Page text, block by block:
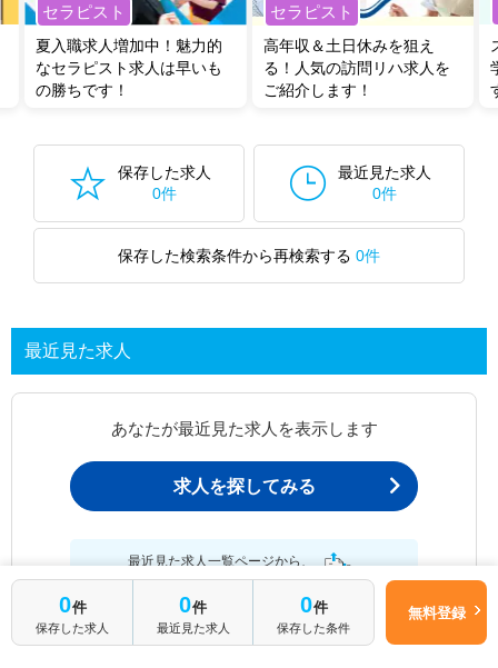
セラピスト
夏入職求人増加中！魅力的
なセラピスト求人は早いも
の勝ちです！
セラピスト
高年収＆土日休みを狙え
る！人気の訪問リハ求人を
ご紹介します！
保存した求人
0件
最近見た求人
0件
保存した検索条件から再検索する 0件
最近見た求人
あなたが最近見た求人を表示します
求人を探してみる
最近見た求人一覧ページから、
お問い合わせが可能です。
0件
保存した求人
0件
最近見た求人
0件
保存した条件
無料登録